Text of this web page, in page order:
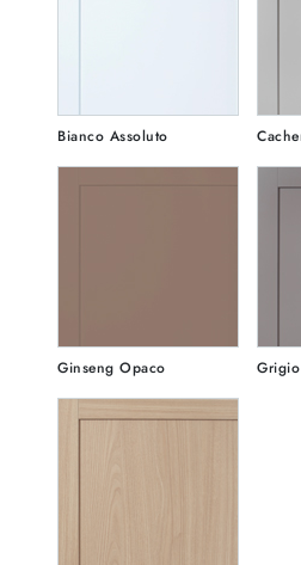
Bianco Assoluto
Ginseng Opaco